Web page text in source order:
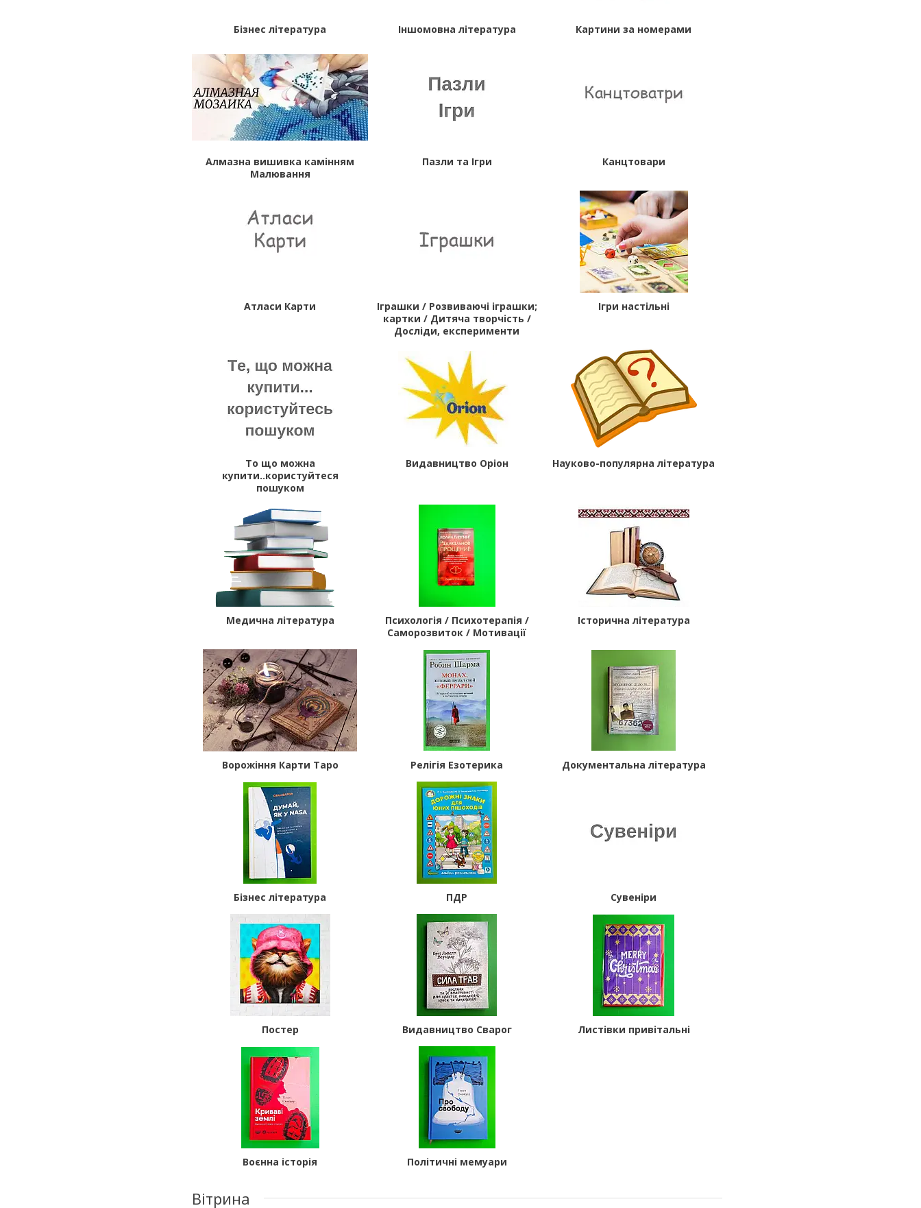
Бізнес література Іншомовна література Картини за номерами
Алмазна вишивка камінням
Малювання
Пазли та Ігри Канцтовари
Атласи Карти
Іграшки / Розвиваючі іграшки;
картки / Дитяча творчість /
Досліди, експерименти
Ігри настільні
То що можна
купити..користуйтеся
пошуком
Видавництво Оріон Науково-популярна література
Медична література
Психологія / Психотерапія /
Саморозвиток / Мотивації
Історична література
Ворожіння Карти Таро Релігія Езотерика Документальна література
Бізнес література ПДР Сувеніри
Постер Видавництво Сварог Листівки привітальні
Воєнна історія Політичні мемуари
Вітрина